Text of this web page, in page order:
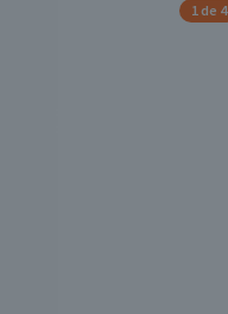
1 de 4